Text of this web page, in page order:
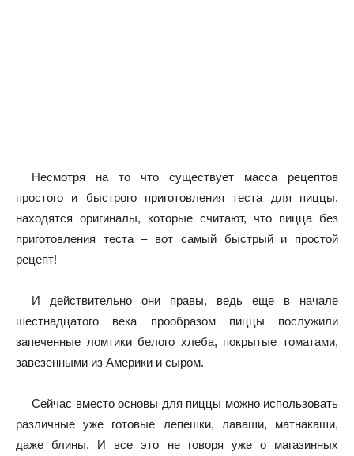
Несмотря на то что существует масса рецептов
простого и быстрого приготовления теста для пиццы,
находятся оригиналы, которые считают, что пицца без
приготовления теста – вот самый быстрый и простой
рецепт!
И действительно они правы, ведь еще в начале
шестнадцатого века прообразом пиццы послужили
запеченные ломтики белого хлеба, покрытые томатами,
завезенными из Америки и сыром.
Сейчас вместо основы для пиццы можно использовать
различные уже готовые лепешки, лаваши, матнакаши,
даже блины. И все это не говоря уже о магазинных